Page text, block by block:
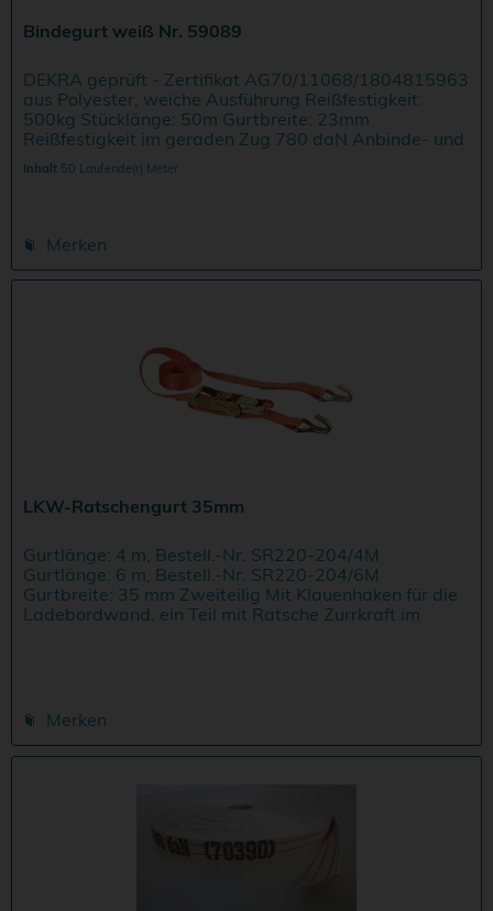
Bindegurt weiß Nr. 59089
DEKRA geprüft - Zertifikat AG70/11068/1804815963
aus Polyester, weiche Ausführung Reißfestigkeit:
500kg Stücklänge: 50m Gurtbreite: 23mm
Reißfestigkeit im geraden Zug 780 daN Anbinde- und
Kraftknoten 350 daN Preis je lfd.M.
Inhalt 50 Laufende(r) Meter
Merken
LKW-Ratschengurt 35mm
Gurtlänge: 4 m, Bestell.-Nr. SR220-204/4M
Gurtlänge: 6 m, Bestell.-Nr. SR220-204/6M
Gurtbreite: 35 mm Zweiteilig Mit Klauenhaken für die
Ladebordwand, ein Teil mit Ratsche Zurrkraft im
Merken